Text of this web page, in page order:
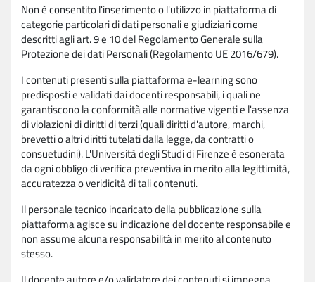
Non è consentito l'inserimento o l'utilizzo in piattaforma di
categorie particolari di dati personali e giudiziari come
descritti agli art. 9 e 10 del Regolamento Generale sulla
Protezione dei dati Personali (Regolamento UE 2016/679).
I contenuti presenti sulla piattaforma e-learning sono
predisposti e validati dai docenti responsabili, i quali ne
garantiscono la conformità alle normative vigenti e l'assenza
di violazioni di diritti di terzi (quali diritti d'autore, marchi,
brevetti o altri diritti tutelati dalla legge, da contratti o
consuetudini). L'Università degli Studi di Firenze è esonerata
da ogni obbligo di verifica preventiva in merito alla legittimità,
accuratezza o veridicità di tali contenuti.
Il personale tecnico incaricato della pubblicazione sulla
piattaforma agisce su indicazione del docente responsabile e
non assume alcuna responsabilità in merito al contenuto
stesso.